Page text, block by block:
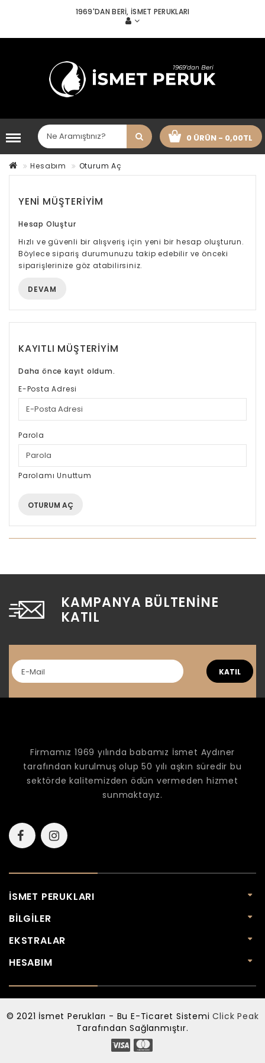
1969'DAN BERI, İSMET PERUKLARI
0 ÜRÜN - 0,00TL
Hesabım Oturum Aç
YENI MÜŞTERIYIM
Hesap Oluştur
Hızlı ve güvenli bir alışveriş için yeni bir hesap oluşturun.
Böylece sipariş durumunuzu takip edebilir ve önceki
siparişlerinize göz atabilirsiniz.
DEVAM
KAYITLI MÜŞTERIYIM
Daha önce kayıt oldum.
E-Posta Adresi
Parola
Parolamı Unuttum
KAMPANYA BÜLTENINE
KATIL
KATIL
Firmamız 1969 yılında babamız İsmet Aydıner
tarafından kurulmuş olup 50 yılı aşkın süredir bu
sektörde kalitemizden ödün vermeden hizmet
sunmaktayız.
İSMET PERUKLARI
BILGILER
EKSTRALAR
HESABIM
© 2021 İsmet Perukları - Bu E-Ticaret SistemiClick Peak
Tarafından Sağlanmıştır.